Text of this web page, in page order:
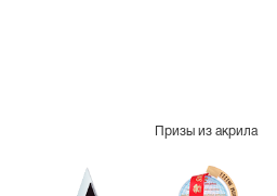
Призы из акрила